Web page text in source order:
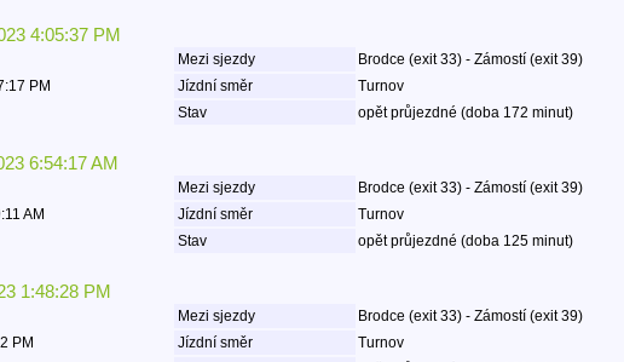
4:05:37 PM
Mezi sjezdy
Brodce (exit 33) - Zámostí (exit 39)
PM Jízdní směr
Turnov
Stav opět průjezdné (doba 172 minut)
6:54:17 AM
Mezi sjezdy
Brodce (exit 33) - Zámostí (exit 39)
AM Jízdní směr
Turnov
Stav opět průjezdné (doba 125 minut)
1:48:28 PM
Mezi sjezdy
Brodce (exit 33) - Zámostí (exit 39)
PM Jízdní směr
Turnov